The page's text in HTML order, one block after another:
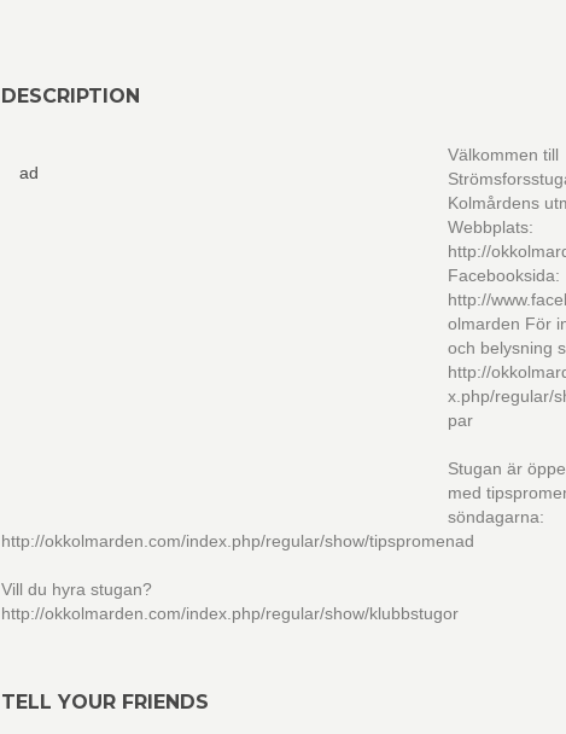
DESCRIPTION
ad
Välkommen till
Kolmårdens
Webbplats:
http://
Facebooksida:
http://
olmarden För
och belysning
http://
x.php/regular/
par
Stugan är
med
söndagarna:
http://okkolmarden.com/index.php/regular/show/tipspromenad
Vill du hyra stugan?
http://okkolmarden.com/index.php/regular/show/klubbstugor
TELL YOUR FRIENDS